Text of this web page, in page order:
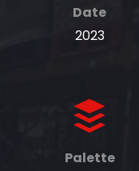
Date
2023
Palette